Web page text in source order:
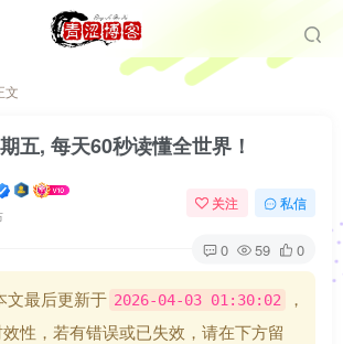
文
五, 每天60秒读懂全世界！
关注 私信
0 59 0
文最后更新于 2026-04-03 01:30:02
，
性，若有错误或已失效，请在下方留